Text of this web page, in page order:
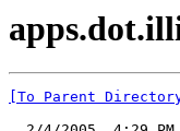
[To Parent